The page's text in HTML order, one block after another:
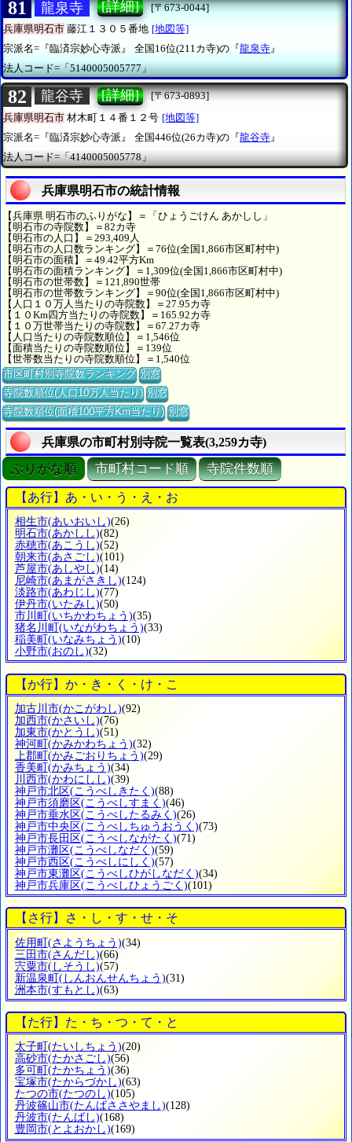
81 龍泉寺 [詳細]
[〒673-0044]
兵庫県明石市 藤江１３０５番地 [地図等]
宗派名=『臨済宗妙心寺派』
全国16位(211カ寺)の『龍泉寺』
法人コード=「5140005005777」
82 龍谷寺 [詳細]
[〒673-0893]
兵庫県明石市 材木町１４番１２号 [地図等]
宗派名=『臨済宗妙心寺派』
全国446位(26カ寺)の『龍谷寺 』
法人コード=「4140005005778」
兵庫県明石市の統計情報
【兵庫県 明石市のふりがな】＝「ひょうごけん あかしし」
【明石市の寺院数】＝82カ寺
【明石市の人口】＝293,409人
【明石市の人口数ランキング】＝76位(全国1,866市区町村中)
【明石市の面積】＝49.42平方Km
【明石市の面積ランキング】＝1,309位(全国1,866市区町村中)
【明石市の世帯数】＝121,890世帯
【明石市の世帯数ランキング】＝90位(全国1,866市区町村中)
【人口１０万人当たりの寺院数】＝27.95カ寺
【１０Km四方当たりの寺院数】＝165.92カ寺
【１０万世帯当たりの寺院数】＝67.27カ寺
【人口当たりの寺院数順位】＝1,546位
【面積当たりの寺院数順位】＝139位
【世帯数当たりの寺院数順位】＝1,540位
市区町村別寺院数ランキング 別窓
寺院数順位(人口10万人当たり) 別窓
寺院数順位(面積100平方Km当たり) 別窓
兵庫県の市町村別寺院一覧表(3,259カ寺)
ぶりがな順 市町村コード順 寺院件数順
【あ行】あ・い・う・え・お
相生市(あいおいし)(26)
明石市(あかしし)(82)
赤穂市(あこうし)(52)
朝来市(あさごし)(101)
芦屋市(あしやし)(14)
尼崎市(あまがさきし)(124)
淡路市(あわじし)(77)
伊丹市(いたみし)(50)
市川町 (いちかわちょう)(35)
猪名川町 (いながわちょう)(33)
稲美町 (いなみちょう)(10)
小野市(おのし)(32)
【か行】か・き・く・け・こ
加古川市(かこがわし)(92)
加西市(かさいし)(76)
加東市(かとうし)(51)
神河町 (かみかわちょう)(32)
上郡町 (かみごおりちょう)(29)
香美町 (かみちょう)(34)
川西市(かわにしし)(39)
神戸市北区(こうべしきたく)(88)
神戸市須磨区(こうべしすまく)(46)
神戸市垂水区(こうべしたるみく)(26)
神戸市中央区(こうべしちゅうおうく)(73)
神戸市長田区(こうべしながたく)(71)
神戸市灘区(こうべしなだく)(59)
神戸市西区(こうべしにしく)(57)
神戸市東灘区(こうべしひがしなだく)(34)
神戸市兵庫区(こうべしひょうごく)(101)
【さ行】さ・し・す・せ・そ
佐用町(さようちょう)(34)
三田市(さんだし)(66)
宍粟市(しそうし)(57)
新温泉町(しんおんせんちょう)(31)
洲本市(すもとし)(63)
【た行】た・ち・つ・て・と
太子町 (たいしちょう)(20)
高砂市(たかさごし)(56)
多可町 (たかちょう)(36)
宝塚市(たからづかし)(63)
たつの市(たつのし)(105)
丹波篠山市(たんばささやまし)(128)
丹波市(たんばし)(168)
豊岡市(とよおかし)(169)